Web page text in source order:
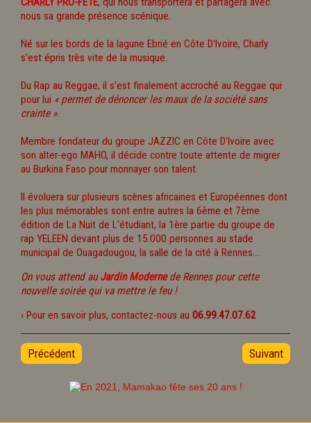
nous sa grande présence scénique.
Né sur les bords de la lagune Ebrié en Côte D'Ivoire, Charly
s'est épris très vite de la musique.
Du Rap au Reggae, il s'est finalement accroché au Reggae qui
pour lui « permet de dénoncer les maux de la société sans
crainte ».
Membre fondateur du groupe JAZZIC en Côte D'Ivoire avec
son alter-ego MAHO, il décide contre toute attente de migrer
au Burkina Faso pour monnayer son talent.
Il évoluera sur plusieurs scènes africaines et Européennes dont
les plus mémorables sont entre autres la 6ème et 7ème
édition de La Nuit de L'étudiant, la 1ère partie du groupe de
rap YELEEN devant plus de 15.000 personnes au stade
municipal de Ouagadougou, la salle de la cité à Rennes...
On vous attend auJardin Modernede Rennes pour cette
nouvelle soirée qui va mettre le feu !
› Pour en savoir plus, contactez-nous au 06.99.47.07.62
Précédent Suivant